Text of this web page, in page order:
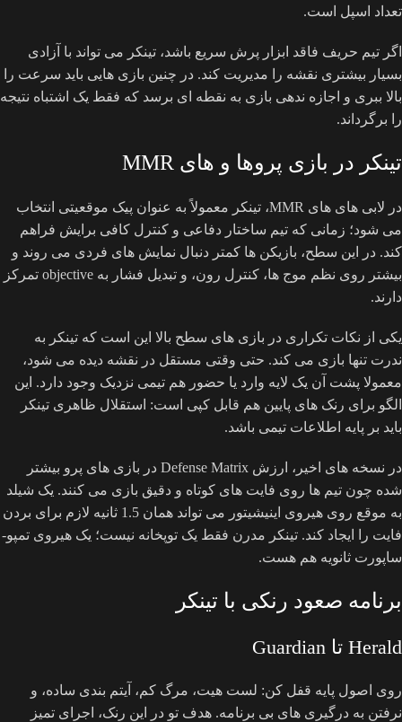
تعداد اسپل است.
اگر تیم حریف فاقد ابزار پرش سریع باشد، تینکر می تواند با آزادی
بسیار بیشتری نقشه را مدیریت کند. در چنین بازی هایی باید سرعت را
بالا ببری و اجازه ندهی بازی به نقطه ای برسد که فقط یک اشتباه نتیجه
را برگرداند.
تینکر در بازی پروها و های MMR
در لابی های های MMR، تینکر معمولاً به عنوان پیک موقعیتی انتخاب
می شود؛ زمانی که تیم ساختار دفاعی و کنترل کافی برایش فراهم
کند. در این سطح، بازیکن ها کمتر دنبال نمایش های فردی می روند و
بیشتر روی نظم موج ها، کنترل رون، و تبدیل فشار به objective تمرکز
دارند.
یکی از نکات تکراری در بازی های سطح بالا این است که تینکر به
ندرت تنها بازی می کند. حتی وقتی مستقل در نقشه دیده می شود،
معمولا پشت آن یک لایه وارد یا حضور هم تیمی نزدیک وجود دارد. این
الگو برای رنک های پایین هم قابل کپی است: استقلال ظاهری تینکر
باید بر پایه اطلاعات تیمی باشد.
در نسخه های اخیر، ارزش Defense Matrix در بازی های پرو بیشتر
شده چون تیم ها روی فایت های کوتاه و دقیق بازی می کنند. یک شیلد
به موقع روی هیروی اینیشیتور می تواند همان 1.5 ثانیه لازم برای بردن
فایت را ایجاد کند. تینکر مدرن فقط یک توپخانه نیست؛ یک هیروی تمپو-
ساپورت ثانویه هم هست.
برنامه صعود رنکی با تینکر
Herald تا Guardian
روی اصول پایه قفل کن: لست هیت، مرگ کم، آیتم بندی ساده، و
نرفتن به درگیری های بی برنامه. هدف تو در این رنک، اجرای تمیز